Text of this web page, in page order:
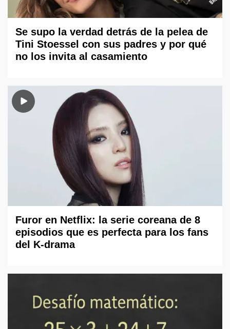
Se supo la verdad detrás de la pelea de
Tini Stoessel con sus padres y por qué
no los invita al casamiento
Furor en Netflix: la serie coreana de 8
episodios que es perfecta para los fans
del K-drama